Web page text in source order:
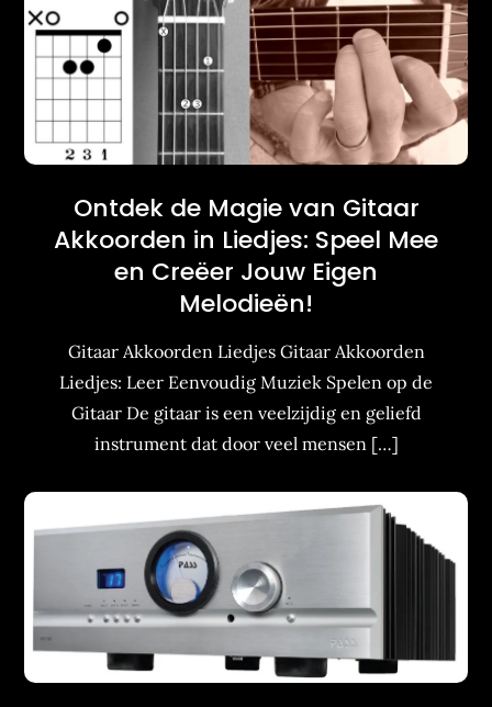
Ontdek de Magie van Gitaar
Akkoorden in Liedjes: Speel Mee
en Creëer Jouw Eigen
Melodieën!
Gitaar Akkoorden Liedjes Gitaar Akkoorden
Liedjes: Leer Eenvoudig Muziek Spelen op de
Gitaar De gitaar is een veelzijdig en geliefd
instrument dat door veel mensen […]